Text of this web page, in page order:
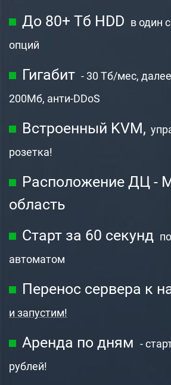
До 80+ Тб HDD в один
опций
Гигабит - 30 Тб/мес,
200Мб, анти-DDoS
Встроенный KVM,
розетка!
Расположение ДЦ -
область
Старт за 60 секунд
автоматом
Перенос сервера к
и запустим!
Аренда по дням -
рублей!